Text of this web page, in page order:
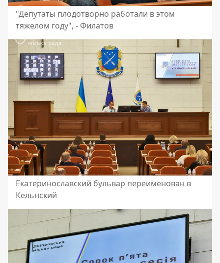
"Депутаты плодотворно работали в этом
тяжелом году", - Филатов
Екатеринославский бульвар переименован в
Кельнский